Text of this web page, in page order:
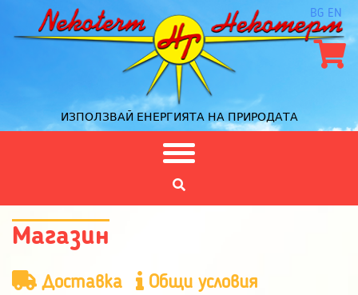
ИЗПОЛЗВАЙ ЕНЕРГИЯТА НА ПРИРОДАТА
BG EN
Магазин
Доставка Общи условия